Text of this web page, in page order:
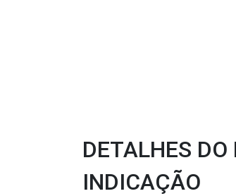
DETALHES DO
INDICAÇÃO